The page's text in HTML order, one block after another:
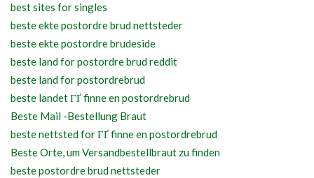
best sites for singles
beste ekte postordre brud nettsteder
beste ekte postordre brudeside
beste land for postordre brud reddit
beste land for postordrebrud
beste landet ГҐ finne en postordrebrud
Beste Mail -Bestellung Braut
beste nettsted for ГҐ finne en postordrebrud
Beste Orte, um Versandbestellbraut zu finden
beste postordre brud nettsteder